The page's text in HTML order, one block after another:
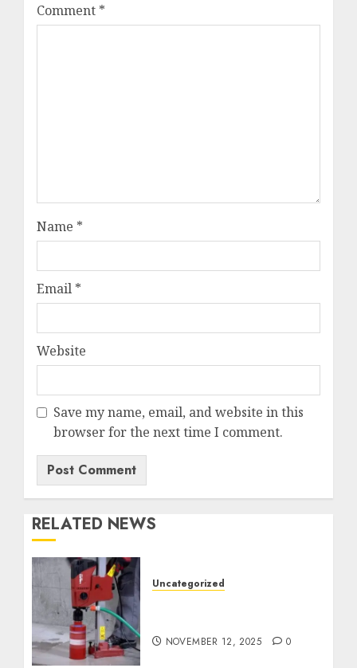
Comment *
Name *
Email *
Website
Save my name, email, and website in this
browser for the next time I comment.
RELATED NEWS
Uncategorized
NOVEMBER 12, 2025 0